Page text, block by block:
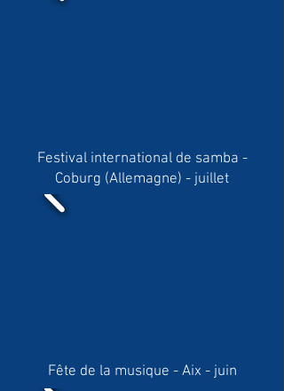
Festival international de samba -
Coburg (Allemagne) - juillet
Fête de la musique - Aix - juin